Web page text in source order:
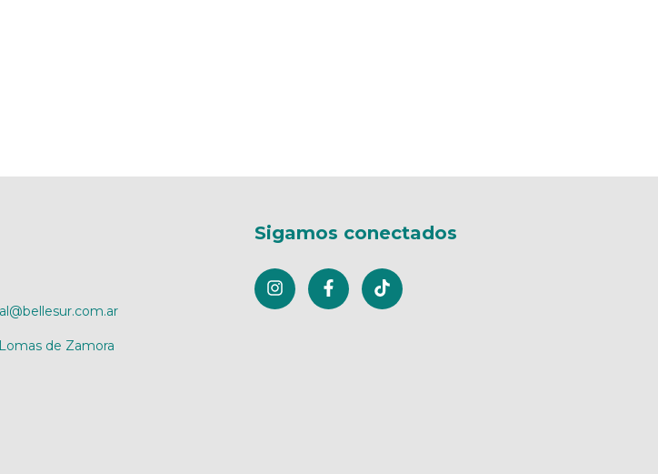
de Zamora
Sigamos conectados